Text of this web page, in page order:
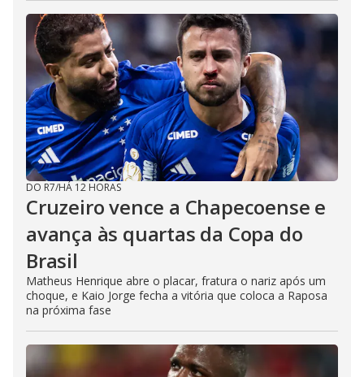
DO R7/HÁ 12 HORAS
Cruzeiro vence a Chapecoense e
avança às quartas da Copa do
Brasil
Matheus Henrique abre o placar, fratura o nariz após um
choque, e Kaio Jorge fecha a vitória que coloca a Raposa
na próxima fase